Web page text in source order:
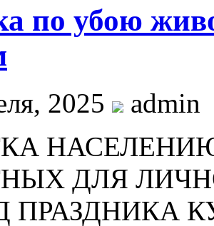
по убою
2025
admin
ДЛЯ
ПРАЗДНИКА